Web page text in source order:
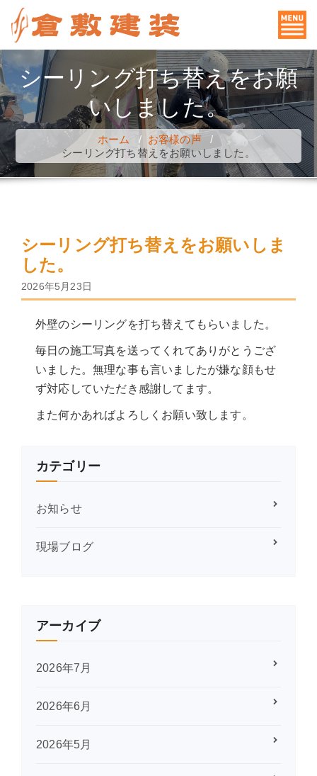
テ
ン
ツ
へ
ス
キ
ッ
プ
シーリング打ち替えをお願
いしました。
ホーム / お客様の声/
シーリング打ち替えをお願いしました。
シーリング打ち替えをお願いしま
した。
2026年5月23日
外壁のシーリングを打ち替えてもらいました。
毎日の施工写真を送ってくれてありがとうござ
いました。無理な事も言いましたが嫌な顔もせ
ず対応していただき感謝してます。
また何かあればよろしくお願い致します。
カテゴリー
お知らせ
現場ブログ
アーカイブ
2026年7月
2026年6月
2026年5月